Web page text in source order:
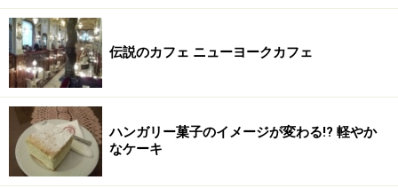
伝説のカフェ ニューヨークカフェ
ハンガリー菓子のイメージが変わる!? 軽やか
なケーキ